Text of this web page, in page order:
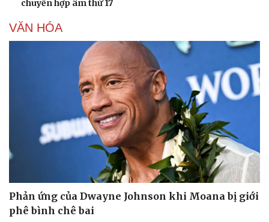
Thông tin doanh nghiệp
Doanh nghiệp 24h
Tin Công nghệ
Trải nghiệm
Chuyển đổi số
chuyển hợp âm thứ 17
VĂN HÓA
Phản ứng của Dwayne Johnson khi Moana bị giới
phê bình chê bai